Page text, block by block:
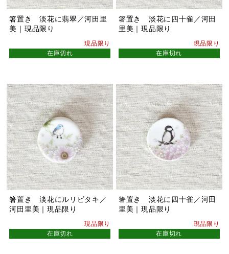
箸置き 淡花に翡翠／河田里
美｜現品限り
現品限り
在庫切れ
箸置き 淡花に四十雀／河田
里美｜現品限り
現品限り
在庫切れ
箸置き 淡花にルリビタキ／
河田里美｜現品限り
現品限り
在庫切れ
箸置き 淡花に四十雀／河田
里美｜現品限り
現品限り
在庫切れ